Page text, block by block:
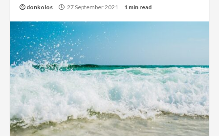
donkolos 27 September 2021 1 min read